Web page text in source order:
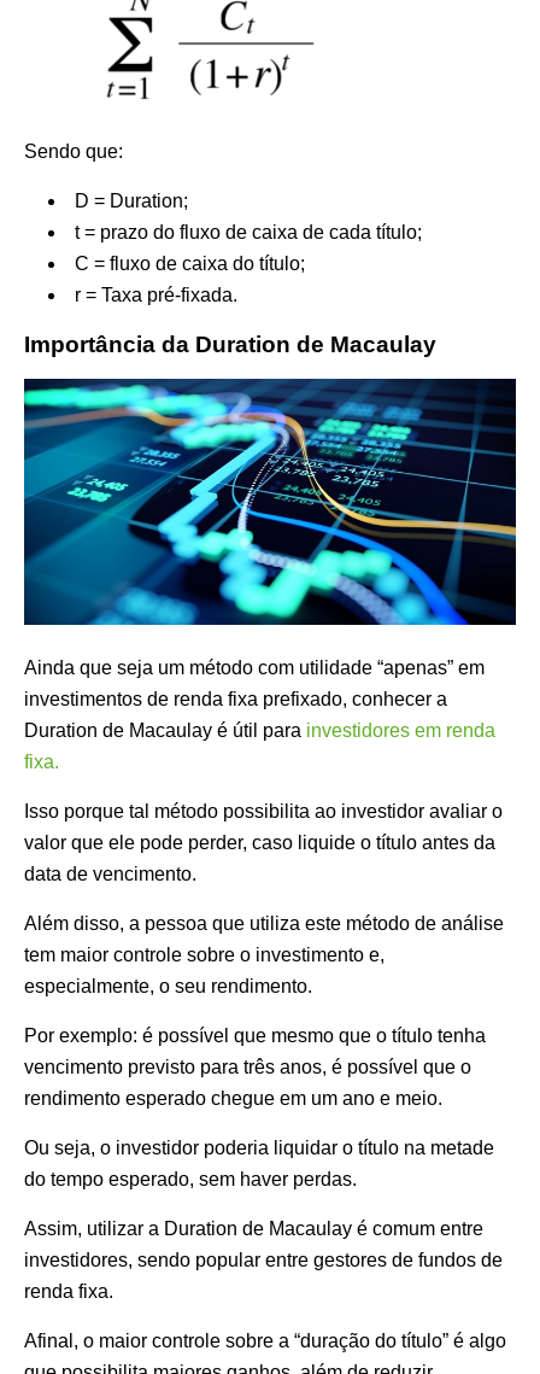
Sendo que:
D = Duration;
t = prazo do fluxo de caixa de cada título;
C = fluxo de caixa do título;
r = Taxa pré-fixada.
Importância da Duration de Macaulay
Ainda que seja um método com utilidade “apenas” em
investimentos de renda fixa prefixado, conhecer a
Duration de Macaulay é útil para investidores em renda
fixa.
Isso porque tal método possibilita ao investidor avaliar o
valor que ele pode perder, caso liquide o título antes da
data de vencimento.
Além disso, a pessoa que utiliza este método de análise
tem maior controle sobre o investimento e,
especialmente, o seu rendimento.
Por exemplo: é possível que mesmo que o título tenha
vencimento previsto para três anos, é possível que o
rendimento esperado chegue em um ano e meio.
Ou seja, o investidor poderia liquidar o título na metade
do tempo esperado, sem haver perdas.
Assim, utilizar a Duration de Macaulay é comum entre
investidores, sendo popular entre gestores de fundos de
renda fixa.
Afinal, o maior controle sobre a “duração do título” é algo